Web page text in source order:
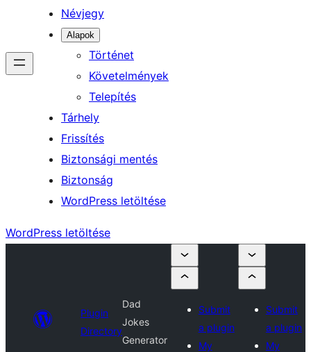
Névjegy
Alapok
Történet
Követelmények
Telepítés
Tárhely
Frissítés
Biztonsági mentés
Biztonság
WordPress letöltése
WordPress letöltése
Plugin
Directory
Dad
Jokes
Generator
Submit
a plugin
My
Submit
a plugin
My